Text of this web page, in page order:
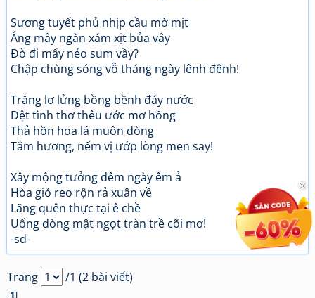
Sương tuyết phủ nhịp cầu mờ mịt
Áng mây ngàn xám xịt bủa vây
Đò đi mấy nẻo sum vầy?
Chập chùng sóng vỗ tháng ngày lênh đênh!
Trăng lơ lửng bồng bềnh đáy nước
Dệt tình thơ thêu ước mơ hồng
Thả hồn hoa lá muôn dòng
Tắm hương, nếm vị ướp lòng men say!
Xây mộng tưởng đêm ngày êm ả
Hòa gió reo rộn rả xuân về
Lãng quên thực tại ê chề
Uống dòng mật ngọt tràn trề cõi mơ!
-sd-
Trang /1 (2 bài viết)
[1]